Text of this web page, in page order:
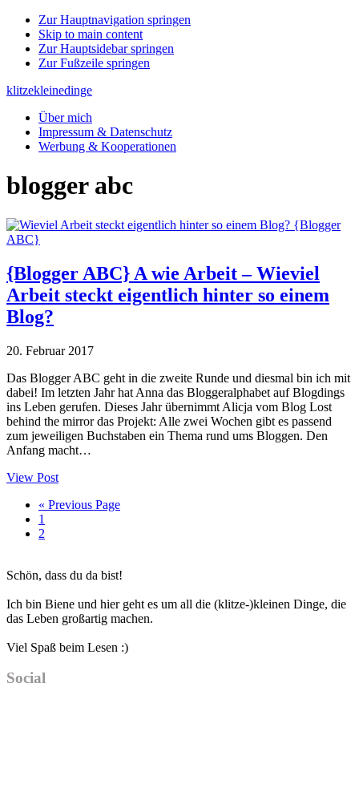
Zur Hauptnavigation springen
Skip to main content
Zur Hauptsidebar springen
Zur Fußzeile springen
klitzekleinedinge
Über mich
Impressum & Datenschutz
Werbung & Kooperationen
blogger abc
{Blogger ABC} A wie Arbeit – Wieviel
Arbeit steckt eigentlich hinter so einem
Blog?
20. Februar 2017
Das Blogger ABC geht in die zweite Runde und diesmal bin ich mit
dabei! Im letzten Jahr hat Anna das Bloggeralphabet auf Blogdings
ins Leben gerufen. Dieses Jahr übernimmt Alicja vom Blog Lost
behind the mirror das Projekt: Alle zwei Wochen gibt es passend
zum jeweiligen Buchstaben ein Thema rund ums Bloggen. Den
Anfang macht…
View Post
« Go
Previous Page
Seite
1
Seite
2
Sidebar
Schön, dass du da bist!
Ich bin Biene und hier geht es um all die (klitze-)kleinen Dinge, die
das Leben großartig machen.
Viel Spaß beim Lesen :)
Social